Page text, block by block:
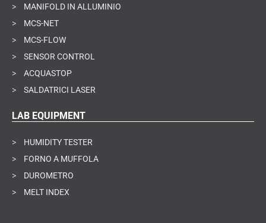
>
MANIFOLD IN ALLUMINIO
>
MCS-NET
>
MCS-FLOW
>
SENSOR CONTROL
>
ACQUASTOP
>
SALDATRICI LASER
LAB EQUIPMENT
>
HUMIDITY TESTER
>
FORNO A MUFFOLA
>
DUROMETRO
>
MELT INDEX